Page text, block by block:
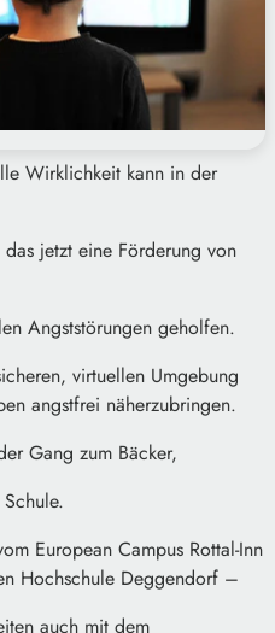
Wirklichkeit kann in der
jetzt eine Förderung von
Angststörungen geholfen.
virtuellen Umgebung
angstfrei näherzubringen.
Gang zum Bäcker,
European Campus Rottal-Inn
Hochschule Deggendorf –
auch mit dem